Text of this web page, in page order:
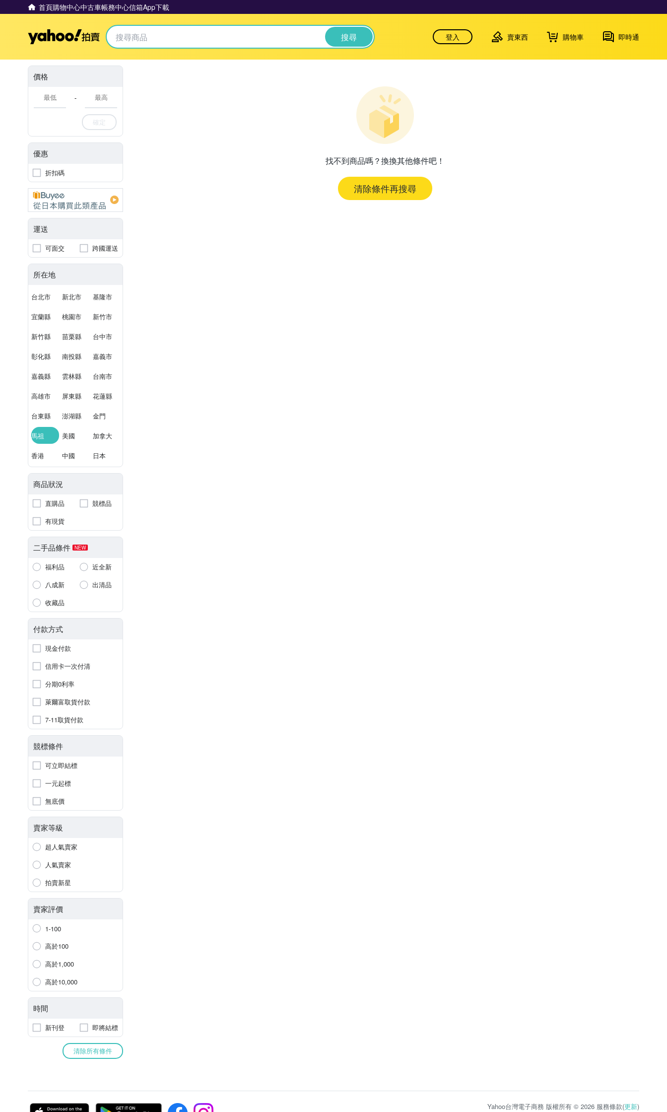
首頁購物中心中古車帳務中心信箱App下載
Yahoo拍賣 搜尋 登入 賣東西 購物車 即時通
價格
-
確定
優惠
折扣碼
運送
可面交 跨國運送
所在地
台北市 新北市 基隆市
宜蘭縣 桃園市 新竹市
新竹縣 苗栗縣 台中市
彰化縣 南投縣 嘉義市
嘉義縣 雲林縣 台南市
高雄市 屏東縣 花蓮縣
台東縣 澎湖縣 金門
馬祖 美國 加拿大
香港 中國 日本
商品狀況
直購品
競標品
有現貨
二手品條件 NEW
福利品
近全新
八成新
出清品
收藏品
付款方式
現金付款
信用卡一次付清
分期0利率
萊爾富取貨付款
7-11取貨付款
競標條件
可立即結標
一元起標
無底價
賣家等級
超人氣賣家
人氣賣家
拍賣新星
賣家評價
1-100
高於100
高於1,000
高於10,000
時間
新刊登 即將結標
清除所有條件
找不到商品嗎？換換其他條件吧！
清除條件再搜尋
Yahoo台灣電子商務 版權所有 © 2026 服務條款(更新)